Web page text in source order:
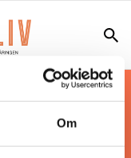
Om
uppdaterade
affärsmagasin